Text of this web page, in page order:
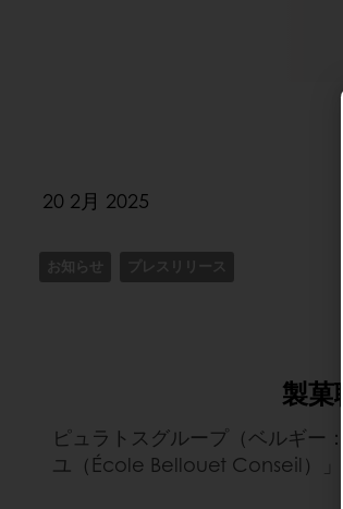
20 2月 2025
お知らせ プレスリリース
製
ピュラトスグループ（ベルギー
ユ（École Bellouet Conseil）」